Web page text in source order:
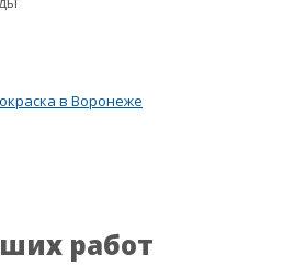
в Воронеже
работ